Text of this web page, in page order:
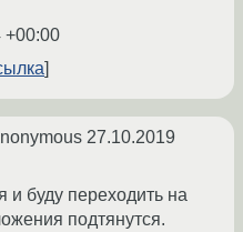
+00:00
27.10.2019
и буду переходить на
подтянутся.